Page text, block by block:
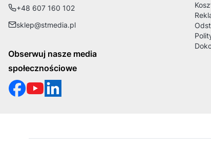
+48 607 160 102
sklep@stmedia.pl
Obserwuj nasze media
społecznościowe